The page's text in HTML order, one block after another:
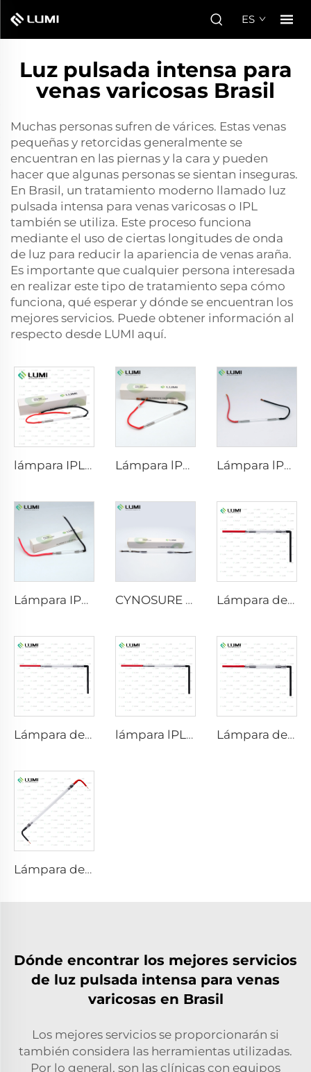
ES
Luz pulsada intensa para
venas varicosas Brasil
Muchas personas sufren de várices. Estas venas
pequeñas y retorcidas generalmente se
encuentran en las piernas y la cara y pueden
hacer que algunas personas se sientan inseguras.
En Brasil, un tratamiento moderno llamado luz
pulsada intensa para venas varicosas o IPL
también se utiliza. Este proceso funciona
mediante el uso de ciertas longitudes de onda
de luz para reducir la apariencia de venas araña.
Es importante que cualquier persona interesada
en realizar este tipo de tratamiento sepa cómo
funciona, qué esperar y dónde se encuentran los
mejores servicios. Puede obtener información al
respecto desde LUMI aquí.
lámpara IPL P1671 - 7×50×110 mm Lámpara lPL, modelo 7-60-125 Cable Lámpara lPL, modelo 7-50-115 Cable
Lámpara IPL, modelo 9-45-100 Cable CYNOSURE E LITE + Lámpara de xenón IPL P1421 – 7×45×90 mm
Lámpara de xenón IPL P1621 – 7×50×105 mm lámpara lPL P1671-7×50×110 mm Lámpara de xenón IPL P1491 – 9×45×95 mm
Lámpara de gas simulador de luz solar D3801 – 10×160×210 mm
Dónde encontrar los mejores servicios
de luz pulsada intensa para venas
varicosas en Brasil
Los mejores servicios se proporcionarán si
también considera las herramientas utilizadas.
Por lo general, son las clínicas con equipos